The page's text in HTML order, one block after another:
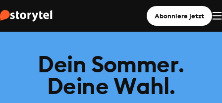
Abonniere jetzt
Dein Sommer.
Deine Wahl.